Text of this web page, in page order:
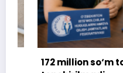
172 million so‘m